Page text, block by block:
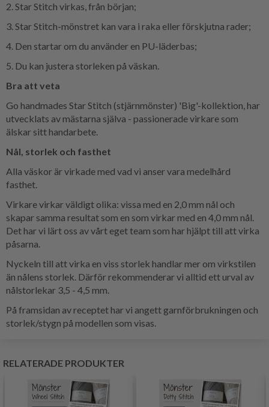
2. Star Stitch virkas, från början;
3. Star Stitch-mönstret kan vara i raka eller förskjutna rader;
4. Den startar om du använder en PU-läderbas;
5. Du kan justera storleken på väskan.
Bra att veta
Go handmades Star Stitch (stjärnmönster) 'Big'-kollektion, har
utvecklats av mästarna själva - passionerade virkare som
älskar sitt handarbete.
Nål, storlek och fasthet
Alla väskor är virkade med vad vi anser vara medelhård
fasthet.
Virkare virkar väldigt olika: vissa med en 2,0 mm nål och
skapar samma resultat som en som virkar med en 4,0 mm nål.
Det har vi lärt oss av vårt eget team som har hjälpt till att virka
påsarna.
Nyckeln till att virka en viss storlek handlar mer om virkstilen
än nålens storlek. Därför rekommenderar vi alltid ett urval av
nålstorlekar 3,5 - 4,5 mm.
På framsidan av receptet har vi angett garnförbrukningen och
storlek/stygn på modellen som visas.
RELATERADE PRODUKTER